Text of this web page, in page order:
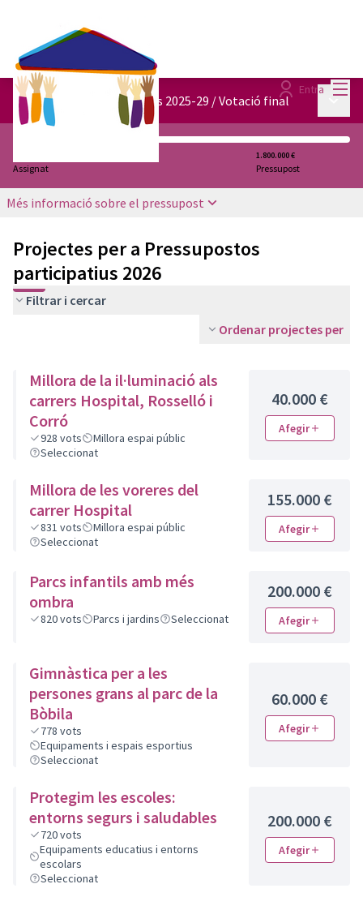
Entra
Pressupostos participatius 2025-29 /Votació final
Assignat
1.800.000 €
Pressupost
Més informació sobre el pressupost
Projectes per a Pressupostos
participatius 2026
Filtrar i cercar
Ordenar projectes per
Millora de la il·luminació als
carrers Hospital, Rosselló i
Corró
928 vots
Millora espai públic
Seleccionat
40.000 €
Afegir
Millora de les voreres del
carrer Hospital
831 vots
Millora espai públic
Seleccionat
155.000 €
Afegir
Parcs infantils amb més
ombra
820vots Parcs i jardins Seleccionat
200.000 €
Afegir
Gimnàstica per a les
persones grans al parc de la
Bòbila
778 vots
Equipaments i espais esportius
Seleccionat
60.000 €
Afegir
Protegim les escoles:
entorns segurs i saludables
720vots
Equipaments educatius i entorns
escolars
Seleccionat
200.000 €
Afegir